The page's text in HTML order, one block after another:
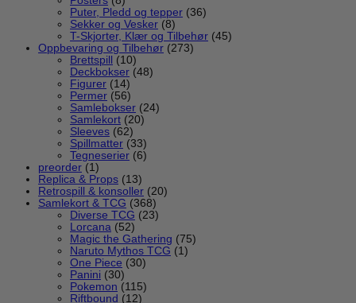
Puter, Pledd og tepper (36)
Sekker og Vesker (8)
T-Skjorter, Klær og Tilbehør (45)
Oppbevaring og Tilbehør (273)
Brettspill
(10)
Deckbokser (48)
Figurer (14)
Permer (56)
Samlebokser (24)
Samlekort (20)
Sleeves (62)
Spillmatter (33)
Tegneserier (6)
preorder (1)
Replica & Props (13)
Retrospill & konsoller (20)
Samlekort & TCG (368)
Diverse TCG (23)
Lorcana (52)
Magic the Gathering (75)
Naruto Mythos TCG (1)
One Piece (30)
Panini (30)
Pokemon (115)
Riftbound (12)